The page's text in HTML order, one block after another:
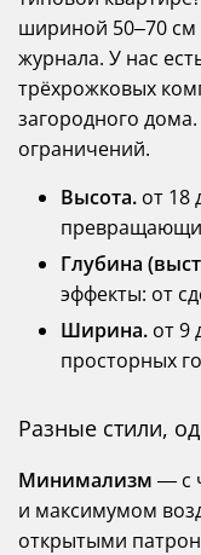
шириной 50–70 см
журнала. У нас
трёхрожковых
загородного
ограничений.
Высота. от 18
Глубина
эффекты: от
Ширина. от 9
просторных
Разные стили,
Минимализм — с
и максимумом
открытыми